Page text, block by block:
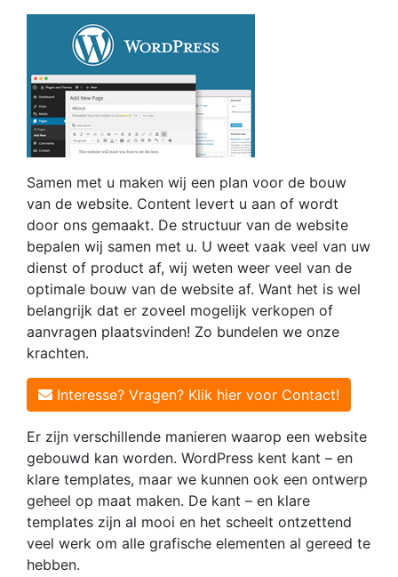
Samen met u maken wij een plan voor de bouw
van de website. Content levert u aan of wordt
door ons gemaakt. De structuur van de website
bepalen wij samen met u. U weet vaak veel van uw
dienst of product af, wij weten weer veel van de
optimale bouw van de website af. Want het is wel
belangrijk dat er zoveel mogelijk verkopen of
aanvragen plaatsvinden! Zo bundelen we onze
krachten.
Interesse? Vragen? Klik hier voor Contact!
Er zijn verschillende manieren waarop een website
gebouwd kan worden. WordPress kent kant – en
klare templates, maar we kunnen ook een ontwerp
geheel op maat maken. De kant – en klare
templates zijn al mooi en het scheelt ontzettend
veel werk om alle grafische elementen al gereed te
hebben.